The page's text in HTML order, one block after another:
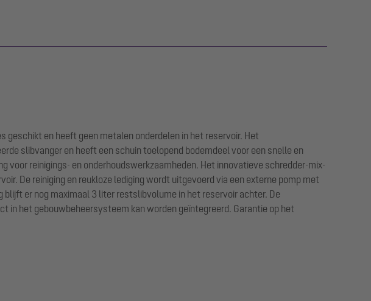
en heeft geen metalen onderdelen in het reservoir. Het
slibvanger en heeft een schuin toelopend bodemdeel voor een snelle en
voor reinigings- en onderhoudswerkzaamheden. Het innovatieve schredder-mix-
De reiniging en reukloze lediging wordt uitgevoerd via een externe pomp met
er nog maximaal 3 liter restslibvolume in het reservoir achter. De
in het gebouwbeheersysteem kan worden geïntegreerd. Garantie op het